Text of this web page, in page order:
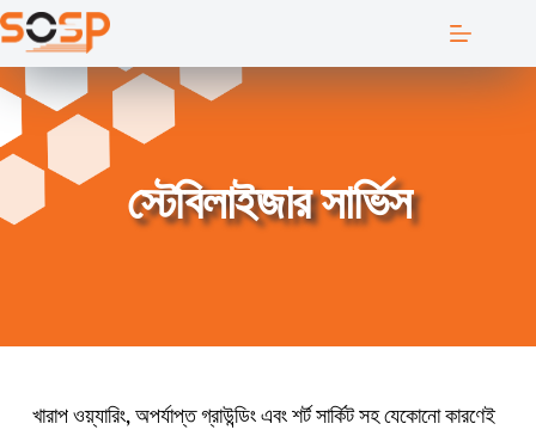
Skip
to
content
স্টেবিলাইজার সার্ভিস
খারাপ ওয়্যারিং, অপর্যাপ্ত গ্রাউন্ডিং এবং শর্ট সার্কিট সহ যেকোনো কারণেই